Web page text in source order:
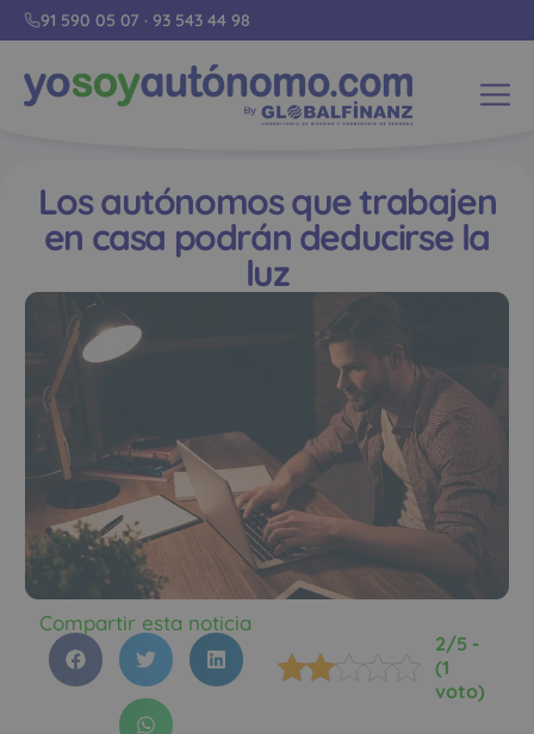
91 590 05 07 · 93 543 44 98
Los autónomos que trabajen
en casa podrán deducirse la
luz
Compartir esta noticia
2/5 -
(1
voto)